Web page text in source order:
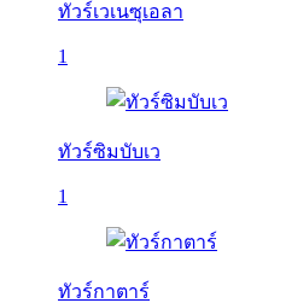
ทัวร์เวเนซุเอลา
1
ทัวร์ซิมบับเว
1
ทัวร์กาตาร์